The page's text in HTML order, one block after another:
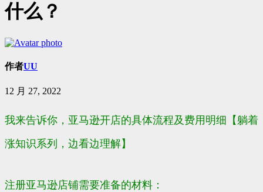
什么？
作者UU
12 月 27, 2022
我来告诉你，亚马逊开店的具体流程及费用明细【躺着
涨知识系列，边看边理解】
注册亚马逊店铺需要准备的材料：